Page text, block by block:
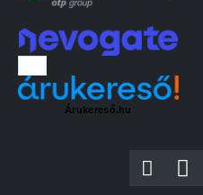
Árukereső.hu